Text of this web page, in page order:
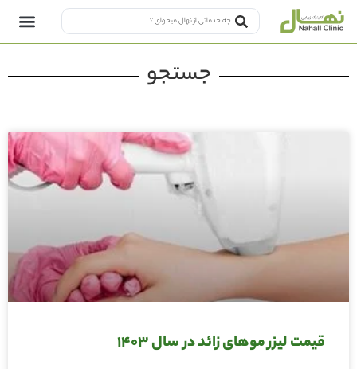
جستجو
قیمت لیزر موهای زائد در سال 1403